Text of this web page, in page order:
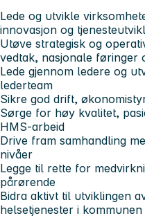
Lede og utvikle
innovasjon og
Utøve strategisk og
vedtak, nasjonale føringer
Lede gjennom ledere og
lederteam
Sikre god drift,
Sørge for høy kvalitet,
HMS-arbeid
Drive fram samhandling
nivåer
Legge til rette for
pårørende
Bidra aktivt til utviklingen
helsetjenester i kommunen